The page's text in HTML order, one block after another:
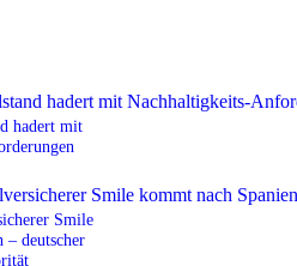
hadert mit
Smile
– deutscher